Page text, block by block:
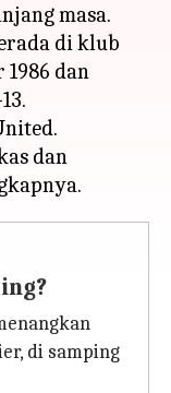
masa.
di klub
1986 dan
dan
di samping